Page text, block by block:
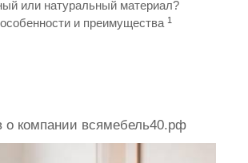
или натуральный материал?
и преимущества 1
о компании всямебель40.рф